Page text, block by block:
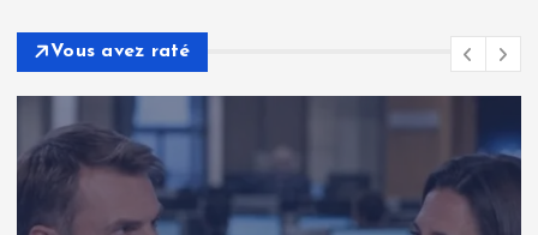
Vous avez raté